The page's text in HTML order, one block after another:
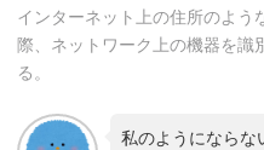
インターネット上の住所のよう
際、ネットワーク上の機器を識
る。
私のようにならな